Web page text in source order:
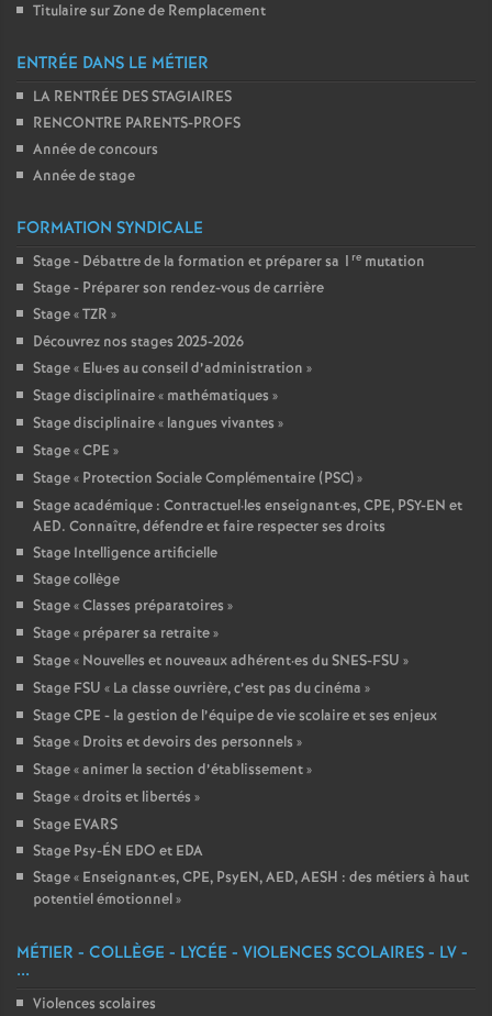
Titulaire sur Zone de Remplacement
ENTRÉE DANS LE MÉTIER
LA RENTRÉE DES STAGIAIRES
RENCONTRE PARENTS-PROFS
Année de concours
Année de stage
FORMATION SYNDICALE
Stage - Débattre de la formation et préparer sa 1 re mutation
Stage - Préparer son rendez-vous de carrière
Stage «TZR »
Découvrez nos stages 2025-2026
Stage « Elu·es au conseil d’administration »
Stage disciplinaire « mathématiques »
Stage disciplinaire « langues vivantes »
Stage «CPE »
Stage « Protection Sociale Complémentaire (PSC)»
Stage académique : Contractuel·les enseignant·es, CPE, PSY-EN et
AED. Connaître, défendre et faire respecter ses droits
Stage Intelligence artificielle
Stage collège
Stage «Classes préparatoires »
Stage « préparer sa retraite»
Stage « Nouvelles et nouveaux adhérent·es du SNES-FSU »
Stage FSU « La classe ouvrière, c’est pas du cinéma »
Stage CPE - la gestion de l’équipe de vie scolaire et ses enjeux
Stage « Droits et devoirs des personnels »
Stage «animer la section d’établissement»
Stage «droits et libertés »
Stage EVARS
Stage Psy-ÉN EDO et EDA
Stage « Enseignant·es, CPE, PsyEN, AED, AESH : des métiers à haut
potentiel émotionnel»
MÉTIER - COLLÈGE - LYCÉE - VIOLENCES SCOLAIRES - LV -
...
Violences scolaires